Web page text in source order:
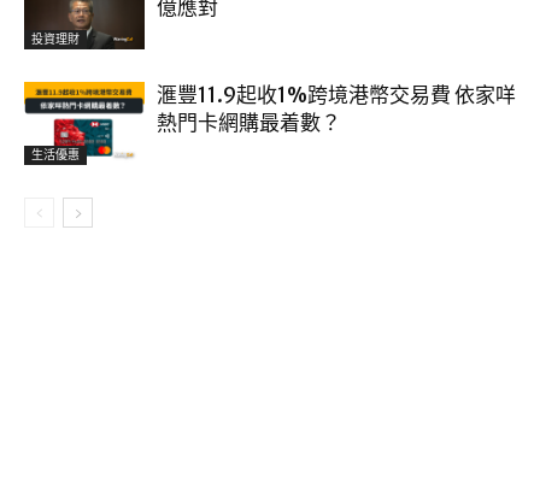
投資理財
億應對
生活優惠
滙豐11.9起收1%跨境港幣交易費 依家咩
熱門卡網購最着數？